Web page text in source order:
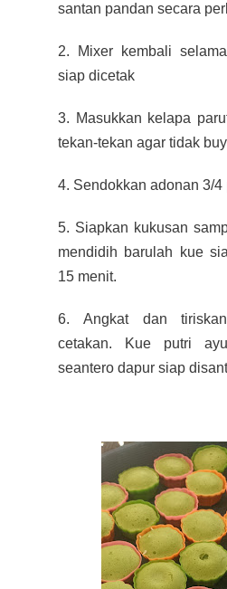
santan pandan secara
2. Mixer kembali
siap dicetak
3. Masukkan kelapa
tekan-tekan agar tidak
4. Sendokkan adonan 3/4
5. Siapkan kukusan
mendidih barulah kue
15 menit.
6. Angkat dan
cetakan. Kue putri
seantero dapur siap